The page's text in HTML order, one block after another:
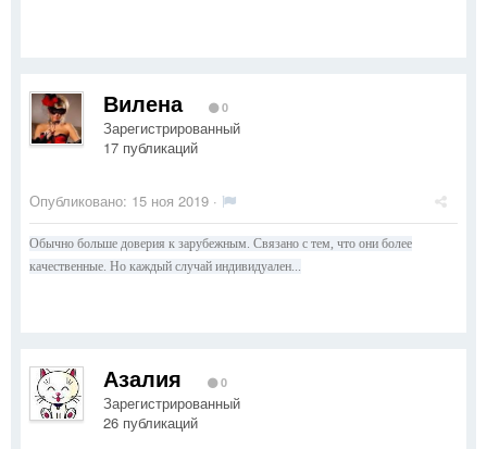
Вилена 0
Зарегистрированный
17 публикаций
Опубликовано: 15 ноя 2019 ·
Обычно больше доверия к зарубежным. Связано с тем, что они более
качественные. Но каждый случай индивидуален...
Азалия 0
Зарегистрированный
26 публикаций